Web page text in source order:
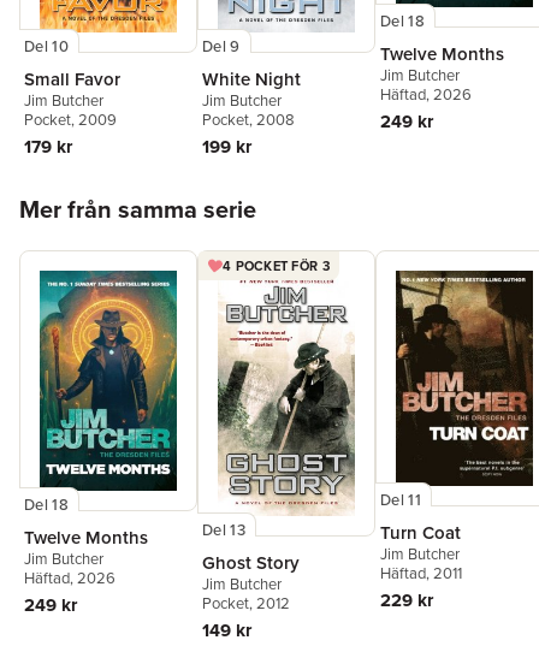
Del 10
Small Favor
Jim Butcher
Pocket, 2009
179 kr
Del 9
White Night
Jim Butcher
Pocket, 2008
199 kr
Del 18
Twelve Months
Jim Butcher
Häftad, 2026
249 kr
Mer från samma serie
Del 18
Twelve Months
Jim Butcher
Häftad, 2026
249 kr
4 POCKET FÖR 3
Del 13
Ghost Story
Jim Butcher
Pocket, 2012
149 kr
Del 11
Turn Coat
Jim Butcher
Häftad, 2011
229 kr